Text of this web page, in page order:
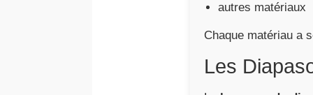
autres matériaux
Chaque matériau a
Les